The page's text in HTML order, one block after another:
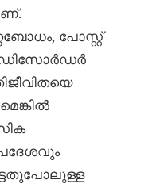
പോസ്റ്റ്
ഡിസോർഡർ